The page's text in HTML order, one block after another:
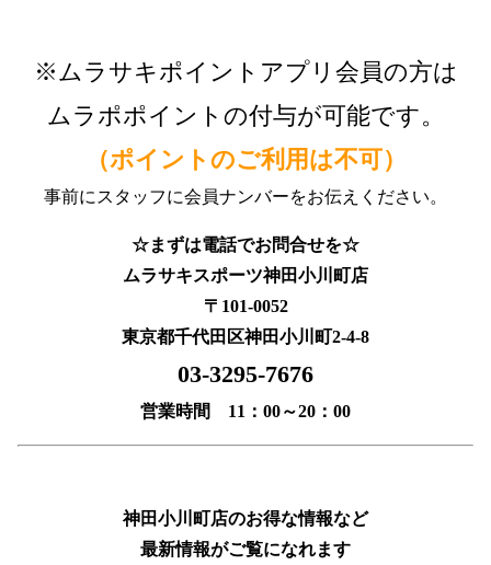
※ムラサキポイントアプリ会員の方は
ムラポポイントの付与が可能です。
（ポイントのご利用は不可）
事前にスタッフに会員ナンバーをお伝えください。
☆まずは電話でお問合せを☆
ムラサキスポーツ神田小川町店
〒101-0052
東京都千代田区神田小川町2-4-8
03-3295-7676
営業時間 11：00～20：00
神田小川町店のお得な情報など
最新情報がご覧になれます